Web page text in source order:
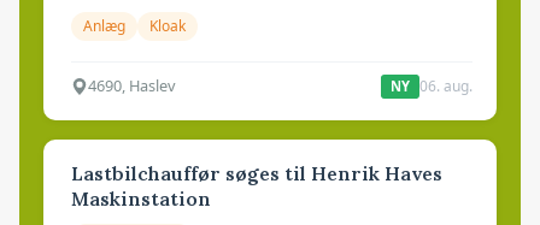
Anlæg Kloak
4690, Haslev NY 06. aug.
Lastbilchauffør søges til Henrik Haves
Maskinstation